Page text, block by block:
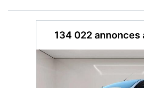
134 022 annonces